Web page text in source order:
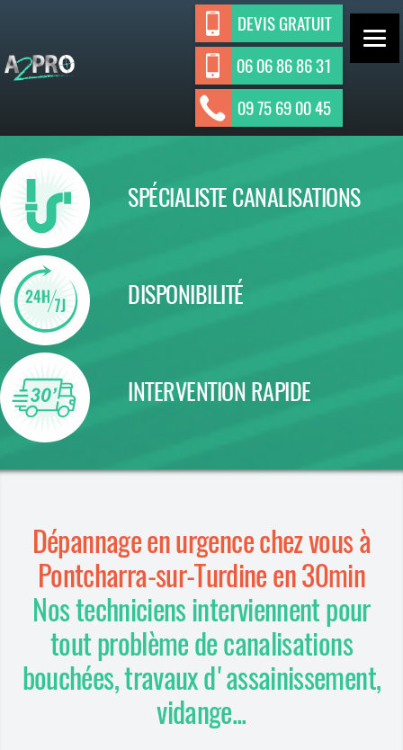
contenu
DEVIS GRATUIT
06 06 86 86 31
09 75 69 00 45
ASSAINISSEMENT INDIVIDUEL ET
COLLECTIF
SPÉCIALISTE CANALISATIONS
DISPONIBILITÉ
INTERVENTION RAPIDE
Dépannage en urgence chez vous à
Pontcharra-sur-Turdine en 30min
Nos techniciens interviennent pour
tout problème de canalisations
bouchées, travaux d'assainissement,
vidange...